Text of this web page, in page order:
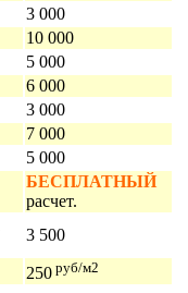
3 000
10 000
5 000
6 000
3 000
7 000
5 000
БЕСПЛАТНЫЙ
расчет.
3 500
250 руб/м2